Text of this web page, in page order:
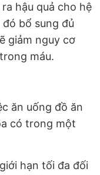
hậu quả cho hệ
bổ sung đủ
giảm nguy cơ
máu.
ăn uống đồ ăn
có trong một
hạn tối đa đối